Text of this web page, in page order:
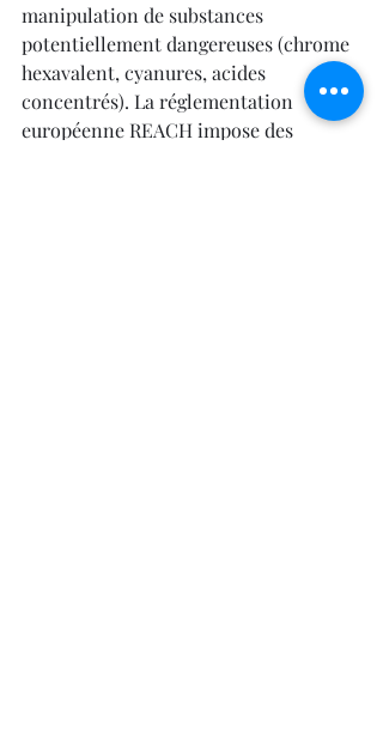
manipulation de substances
potentiellement dangereuses (chrome
hexavalent, cyanures, acides
concentrés). La réglementation
européenne REACH impose des